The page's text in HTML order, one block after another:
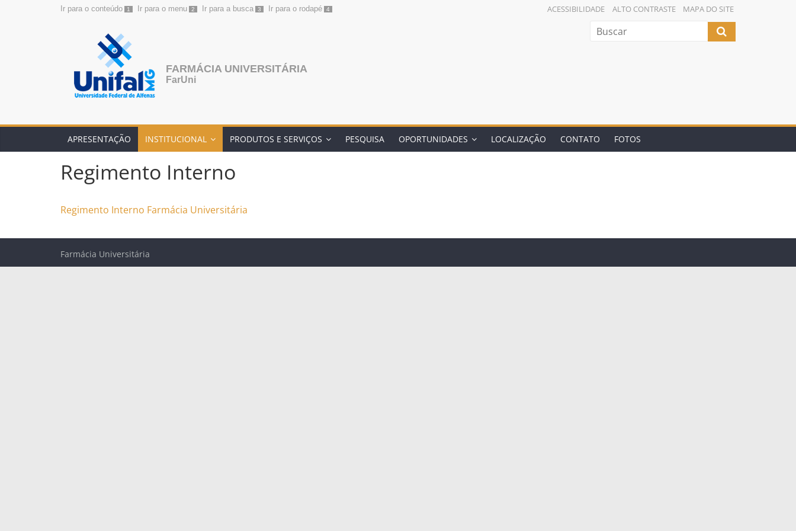
Ir para o conteúdo 1 Ir para o menu 2 Ir para a busca 3 Ir para o rodapé 4 ACESSIBILIDADE ALTO CONTRASTE MAPA DO SITE
FARMÁCIA UNIVERSITÁRIA
FarUni
APRESENTAÇÃO INSTITUCIONAL PRODUTOS E SERVIÇOS PESQUISA OPORTUNIDADES LOCALIZAÇÃO CONTATO FOTOS
Regimento Interno
Regimento Interno Farmácia Universitária
Farmácia Universitária